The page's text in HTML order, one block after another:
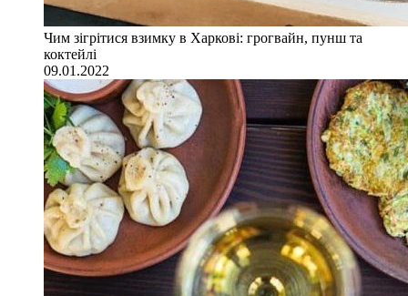
Чим зігрітися взимку в Харкові: грогвайн, пунш та
коктейлі
09.01.2022